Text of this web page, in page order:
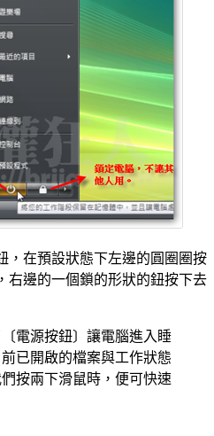
，在預設狀態下左邊的圓圈圈按
右邊的一個鎖的形狀的鈕按下去
電源按鈕〕讓電腦進入睡
已開啟的檔案與工作狀態
按兩下滑鼠時，便可快速